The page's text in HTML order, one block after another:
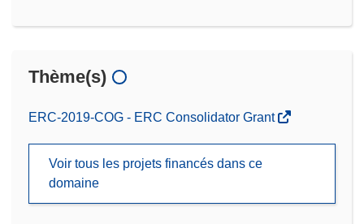
Thème(s)
ERC-2019-COG - ERC Consolidator Grant
Voir tous les projets financés dans ce
domaine